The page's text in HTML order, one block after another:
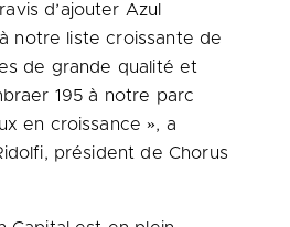
d’ajouter Azul
notre liste croissante de
de grande qualité et
195 à notre parc
en croissance », a
président de Chorus